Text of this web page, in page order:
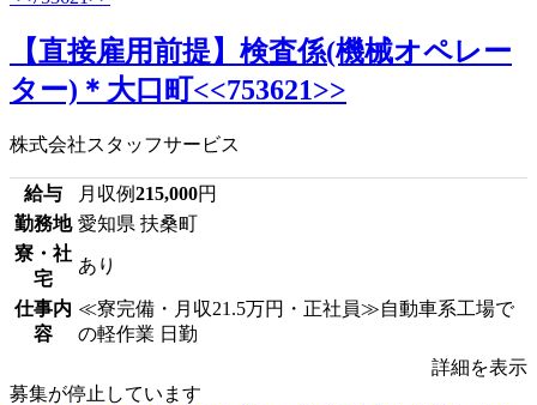
【直接雇用前提】検査係(機械オペレー
ター)＊大口町<<753621>>
株式会社スタッフサービス
給与 月収例215,000円
勤務地 愛知県 扶桑町
寮・社
宅
あり
仕事内
容
≪寮完備・月収21.5万円・正社員≫自動車系工場で
の軽作業 日勤
詳細を表示
募集が停止しています